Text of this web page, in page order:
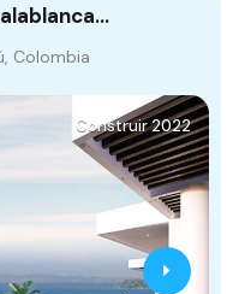
Colombia
Construir 2022